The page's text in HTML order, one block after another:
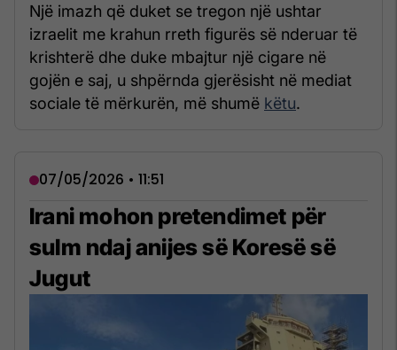
Një imazh që duket se tregon një ushtar
izraelit me krahun rreth figurës së nderuar të
krishterë dhe duke mbajtur një cigare në
gojën e saj, u shpërnda gjerësisht në mediat
sociale të mërkurën, më shumë këtu.
07/05/2026 • 11:51
Irani mohon pretendimet për
sulm ndaj anijes së Koresë së
Jugut